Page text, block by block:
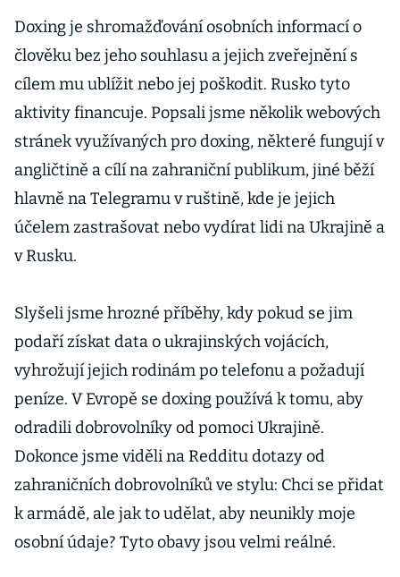
Doxing je shromažďování osobních informací o
člověku bez jeho souhlasu a jejich zveřejnění s
cílem mu ublížit nebo jej poškodit. Rusko tyto
aktivity financuje. Popsali jsme několik webových
stránek využívaných pro doxing, některé fungují v
angličtině a cílí na zahraniční publikum, jiné běží
hlavně na Telegramu v ruštině, kde je jejich
účelem zastrašovat nebo vydírat lidi na Ukrajině a
v Rusku.
Slyšeli jsme hrozné příběhy, kdy pokud se jim
podaří získat data o ukrajinských vojácích,
vyhrožují jejich rodinám po telefonu a požadují
peníze. V Evropě se doxing používá k tomu, aby
odradili dobrovolníky od pomoci Ukrajině.
Dokonce jsme viděli na Redditu dotazy od
zahraničních dobrovolníků ve stylu: Chci se přidat
k armádě, ale jak to udělat, aby neunikly moje
osobní údaje? Tyto obavy jsou velmi reálné.